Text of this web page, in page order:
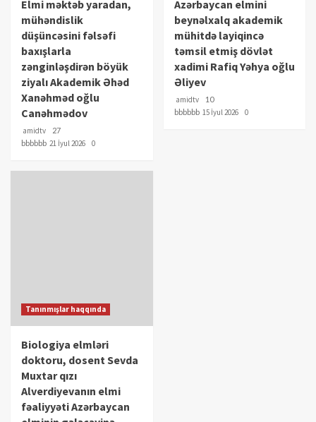
Elmi məktəb yaradan,
mühəndislik
düşüncəsini fəlsəfi
baxışlarla
zənginləşdirən böyük
ziyalı Akademik Əhəd
Xanəhməd oğlu
Canəhmədov
amidtv
27
bbbbbb 21 İyul 2026 0
Azərbaycan elmini
beynəlxalq akademik
mühitdə layiqincə
təmsil etmiş dövlət
xadimi Rafiq Yəhya oğlu
Əliyev
amidtv
10
bbbbbb 15 İyul 2026 0
Tanınmışlar haqqında
Biologiya elmləri
doktoru, dosent Sevda
Muxtar qızı
Alverdiyevanın elmi
fəaliyyəti Azərbaycan